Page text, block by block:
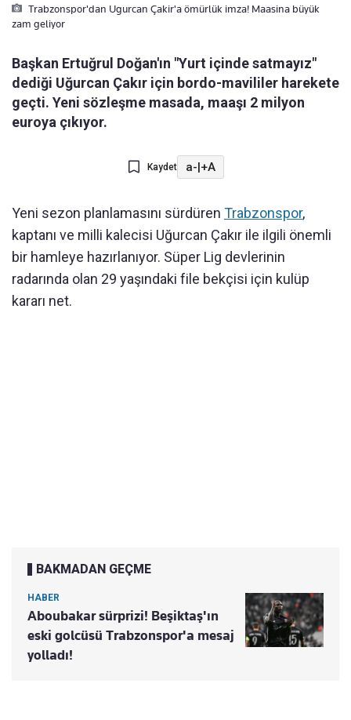
Trabzonspor'dan Ugurcan Çakir'a ömürlük imza! Maasina büyük
zam geliyor
Başkan Ertuğrul Doğan'ın "Yurt içinde satmayız"
dediği Uğurcan Çakır için bordo-mavililer harekete
geçti. Yeni sözleşme masada, maaşı 2 milyon
euroya çıkıyor.
Kaydet a-|+A
Yeni sezon planlamasını sürdüren Trabzonspor,
kaptanı ve milli kalecisi Uğurcan Çakır ile ilgili önemli
bir hamleye hazırlanıyor. Süper Lig devlerinin
radarında olan 29 yaşındaki file bekçisi için kulüp
kararı net.
BAKMADAN GEÇME
HABER
Aboubakar sürprizi! Beşiktaş'ın
eski golcüsü Trabzonspor'a mesaj
yolladı!